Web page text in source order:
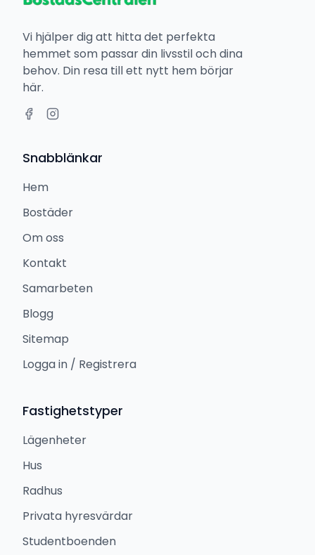
Vi hjälper dig att hitta det perfekta
hemmet som passar din livsstil och dina
behov. Din resa till ett nytt hem börjar
här.
Snabblänkar
Hem
Bostäder
Om oss
Kontakt
Samarbeten
Blogg
Sitemap
Logga in / Registrera
Fastighetstyper
Lägenheter
Hus
Radhus
Privata hyresvärdar
Studentboenden